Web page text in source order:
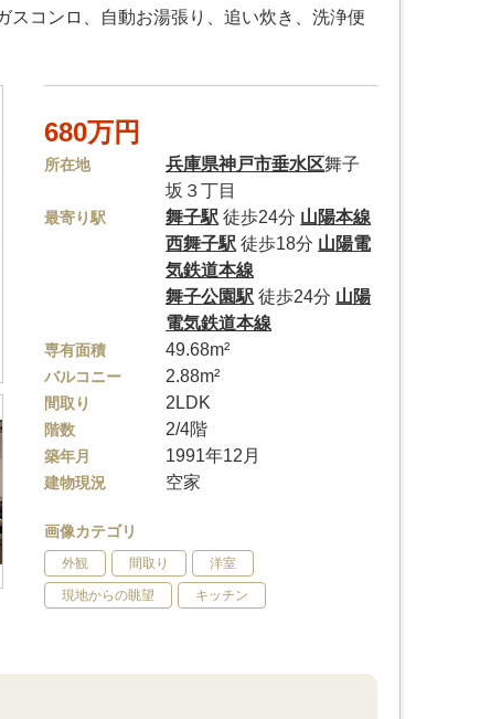
スコンロ、自動お湯張り、追い炊き、洗浄便
680万円
所在地 兵庫県神戸市垂水区舞子
坂３丁目
最寄り駅 舞子駅 徒歩24分 山陽本線
西舞子駅 徒歩18分 山陽電
気鉄道本線
舞子公園駅 徒歩24分 山陽
電気鉄道本線
専有面積 49.68m²
バルコニー 2.88m²
間取り 2LDK
階数 2/4階
築年月 1991年12月
建物現況 空家
画像カテゴリ
外観 間取り 洋室
現地からの眺望 キッチン